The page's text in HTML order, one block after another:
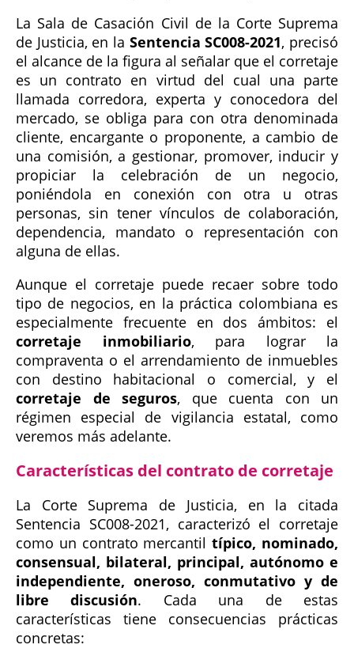
La Sala de Casación Civil de la Corte Suprema
de Justicia, en la Sentencia SC008-2021, precisó
el alcance de la figura al señalar que el corretaje
es un contrato en virtud del cual una parte
llamada corredora, experta y conocedora del
mercado, se obliga para con otra denominada
cliente, encargante o proponente, a cambio de
una comisión, a gestionar, promover, inducir y
propiciar la celebración de un negocio,
poniéndola en conexión con otra u otras
personas, sin tener vínculos de colaboración,
dependencia, mandato o representación con
alguna de ellas.
Aunque el corretaje puede recaer sobre todo
tipo de negocios, en la práctica colombiana es
especialmente frecuente en dos ámbitos: el
corretaje inmobiliario, para lograr la
compraventa o el arrendamiento de inmuebles
con destino habitacional o comercial, y el
corretaje de seguros, que cuenta con un
régimen especial de vigilancia estatal, como
veremos más adelante.
Características del contrato de corretaje
La Corte Suprema de Justicia, en la citada
Sentencia SC008-2021, caracterizó el corretaje
como un contrato mercantiltípico, nominado,
consensual, bilateral, principal, autónomo e
independiente, oneroso, conmutativo y de
libre discusión. Cada una de estas
características tiene consecuencias prácticas
concretas: